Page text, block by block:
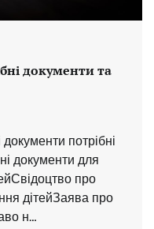
документи та
потрібні
документи для
про
дітейЗаява про
н…